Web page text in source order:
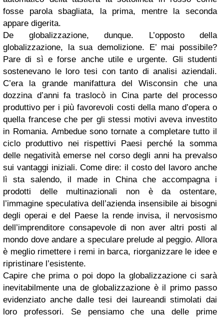
fosse parola sbagliata, la prima, mentre la seconda
appare digerita.
De globalizzazione, dunque. L’opposto della
globalizzazione, la sua demolizione. E’ mai possibile?
Pare di sì e forse anche utile e urgente. Gli studenti
sostenevano le loro tesi con tanto di analisi aziendali.
C’era la grande manifattura del Wisconsin che una
dozzina d’anni fa traslocò in Cina parte del processo
produttivo per i più favorevoli costi della mano d’opera o
quella francese che per gli stessi motivi aveva investito
in Romania. Ambedue sono tornate a completare tutto il
ciclo produttivo nei rispettivi Paesi perché la somma
delle negatività emerse nel corso degli anni ha prevalso
sui vantaggi iniziali. Come dire: il costo del lavoro anche
lì sta salendo, il made in China che accompagna i
prodotti delle multinazionali non è da ostentare,
l’immagine speculativa dell’azienda insensibile ai bisogni
degli operai e del Paese la rende invisa, il nervosismo
dell’imprenditore consapevole di non aver altri posti al
mondo dove andare a speculare prelude al peggio. Allora
è meglio rimettere i remi in barca, riorganizzare le idee e
ripristinare l’esistente.
Capire che prima o poi dopo la globalizzazione ci sarà
inevitabilmente una de globalizzazione è il primo passo
evidenziato anche dalle tesi dei laureandi stimolati dai
loro professori. Se pensiamo che una delle prime